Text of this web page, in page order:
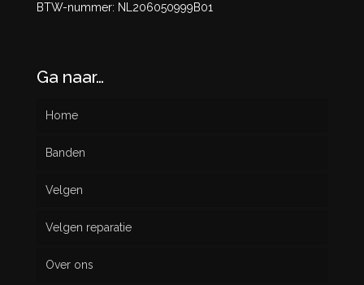
BTW-nummer: NL206050999B01
Ga naar…
Home
Banden
Nieuw
Gebruikt
Velgen
Velgen reparatie
Over ons